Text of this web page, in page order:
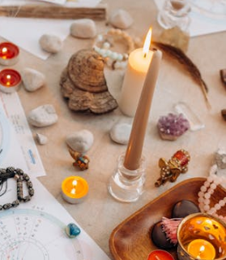
desetljeća izraslo je u jedan od
pjevača i ljubitelja
kojom je jedino mjerilo vrijednosti
TZ općine Bibinje i Bibinjac
klapske pjesme da u subotu,
Sri sela i budu dio još jedne
večeri u Bibinjama. Zlatni
Raspivano Bibinje je Zadarska